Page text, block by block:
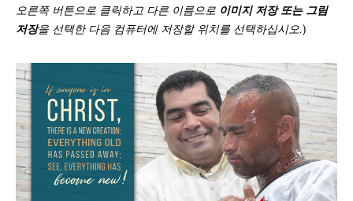
오른쪽 버튼으로 클릭하고 다른 이름으로 이미지 저장 또는 그림
저장을 선택한 다음 컴퓨터에 저장할 위치를 선택하십시오.)